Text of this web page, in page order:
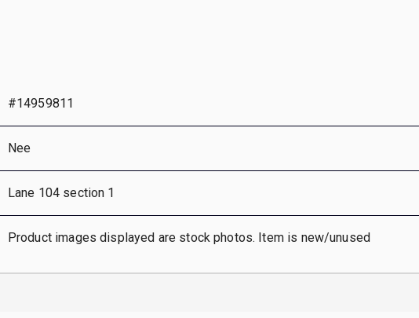
#14959811
Nee
Lane 104 section 1
Product images displayed are stock photos. Item is new/unused